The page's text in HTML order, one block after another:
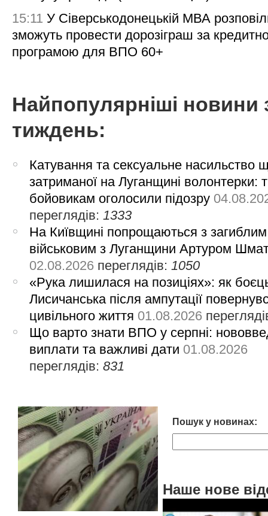
15:11 У Сіверськодонецькій МВА
зможуть провести дорозіграш за
програмою для ВПО 60+
Найпопулярніші новини
тиждень:
Катування та сексуальне насильство
затриманої на Луганщині волонтерки:
бойовикам оголосили підозру
переглядів: 1333
На Київщині попрощаються з загиблим
військовим з Луганщини Артуром
02.08.2026 переглядів: 1050
«Рука лишилася на позиціях»: як
Лисичанська після ампутації
цивільного життя 01.08.2026
Що варто знати ВПО у серпні:
виплати та важливі дати 01.08.2026
переглядів:831
Пошук у новинах:
Наше нове